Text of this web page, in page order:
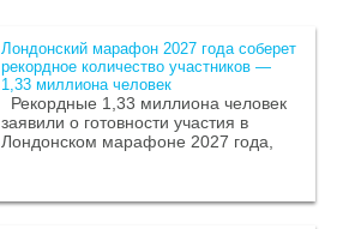
Лондонский марафон 2027 года соберет
рекордное количество участников —
1,33 миллиона человек
Рекордные 1,33 миллиона человек
заявили о готовности участия в
Лондонском марафоне 2027 года,